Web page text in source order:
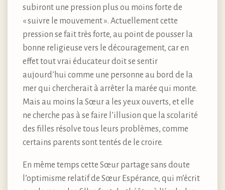
subiront une pression plus ou moins forte de
« suivre le mouvement ». Actuellement cette
pression se fait très forte, au point de pousser la
bonne religieuse vers le découragement, car en
effet tout vrai éducateur doit se sentir
aujourd’hui comme une personne au bord de la
mer qui chercherait à arrêter la marée qui monte.
Mais au moins la Sœur a les yeux ouverts, et elle
ne cherche pas à se faire l’illusion que la scolarité
des filles résolve tous leurs problèmes, comme
certains parents sont tentés de le croire.
En même temps cette Sœur partage sans doute
l’optimisme relatif de Sœur Espérance, qui m’écrit